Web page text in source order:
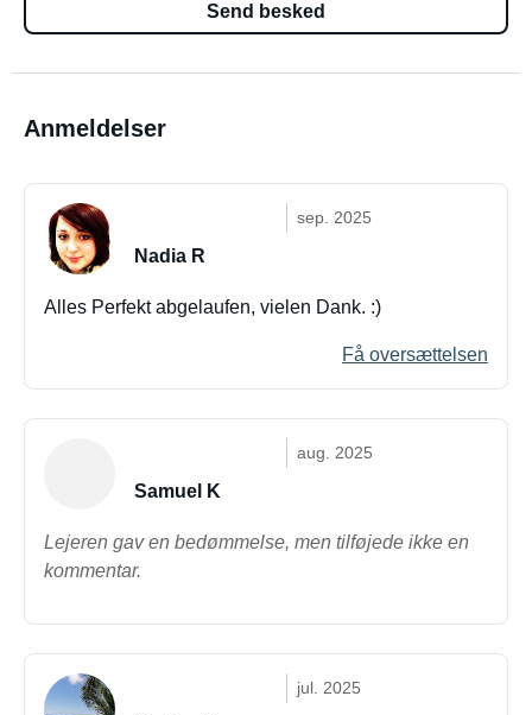
Send besked
Anmeldelser
sep. 2025
Nadia R
Alles Perfekt abgelaufen, vielen Dank. :)
Få oversættelsen
aug. 2025
Samuel K
Lejeren gav en bedømmelse, men tilføjede ikke en
kommentar.
jul. 2025